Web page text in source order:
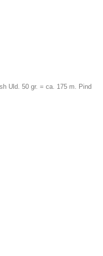
Uld. 50 gr. = ca. 175 m. Pind